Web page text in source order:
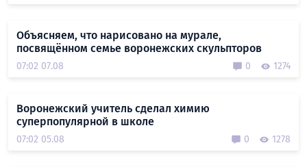
Объясняем, что нарисовано на мурале,
посвящённом семье воронежских скульпторов
07:02 07.08 0 1274
Воронежский учитель сделал химию
суперпопулярной в школе
07:02 05.08 0 1278